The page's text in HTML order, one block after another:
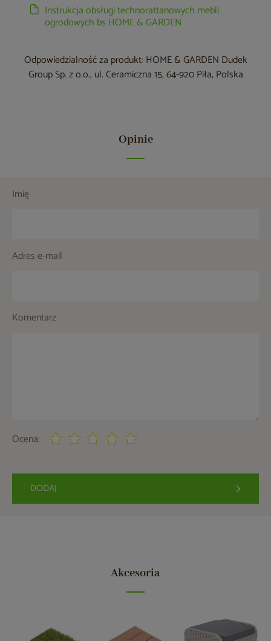
Instrukcja obsługi technorattanowych mebli
ogrodowych bs HOME & GARDEN
Odpowiedzialność za produkt: HOME & GARDEN Dudek
Group Sp. z o.o., ul. Ceramiczna 15, 64-920 Piła, Polska
Opinie
Imię
Adres e-mail
Komentarz
Ocena:
DODAJ
Akcesoria